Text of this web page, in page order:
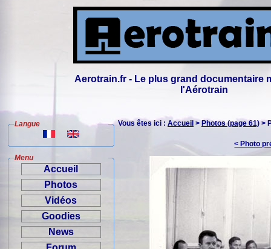
Aerotrain.fr - Le plus grand documentaire
l'Aérotrain
Langue
Menu
Accueil
Photos
Vidéos
Goodies
News
Vous êtes ici : Accueil > Photos (page 61) >
< Photo